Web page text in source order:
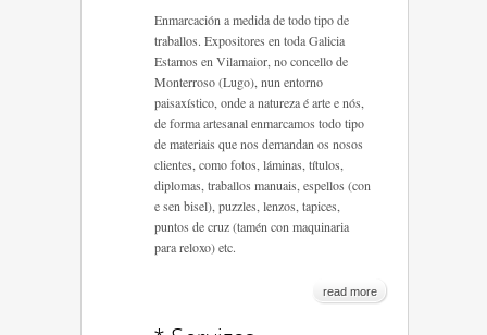
Enmarcación a medida de todo tipo de
traballos. Expositores en toda Galicia
Estamos en Vilamaior, no concello de
Monterroso (Lugo), nun entorno
paisaxístico, onde a natureza é arte e nós,
de forma artesanal enmarcamos todo tipo
de materiais que nos demandan os nosos
clientes, como fotos, láminas, títulos,
diplomas, traballos manuais, espellos (con
e sen bisel), puzzles, lenzos, tapices,
puntos de cruz (tamén con maquinaria
para reloxo) etc.
read more